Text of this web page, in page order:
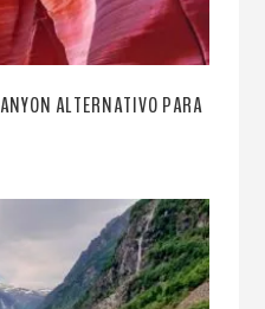
ALTERNATIVO PARA